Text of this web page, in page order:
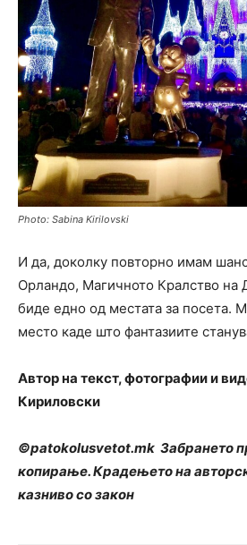
Photo: Sabina Kirilovski
И да, доколку повторно имам
Орландо, Магичното Кралство на
биде едно од местата за посета.
место каде што фантазиите
Автор на текст, фотографии и
Кириловски
©patokolusvetot.mk Забрането
копирање. Крадењето на
казниво со закон